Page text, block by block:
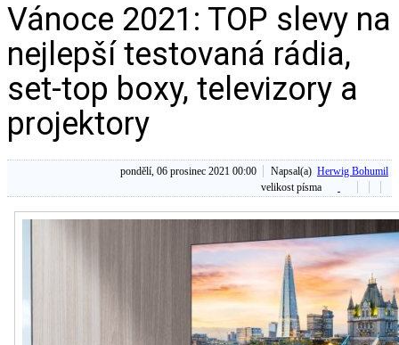
Vánoce 2021: TOP slevy na
nejlepší testovaná rádia,
set-top boxy, televizory a
projektory
pondělí, 06 prosinec 2021 00:00 Napsal(a) Herwig Bohumil
velikost písma